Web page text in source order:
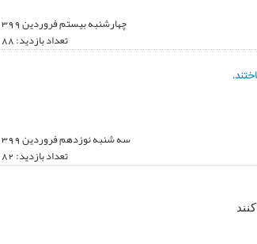
چهارشنبه بیستم فروردين 1399
تعداد بازدید: 188
سه شنبه نوزدهم فروردين 1399
تعداد بازدید: 182